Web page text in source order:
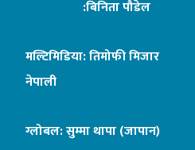
:बिनिता पौडेल
मल्टिमिडिया: तिमोफी मिजार
नेपाली
ग्लोबल: सुम्मा थापा (जापान)